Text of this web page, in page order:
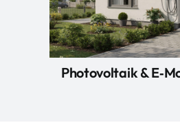
Photovoltaik &